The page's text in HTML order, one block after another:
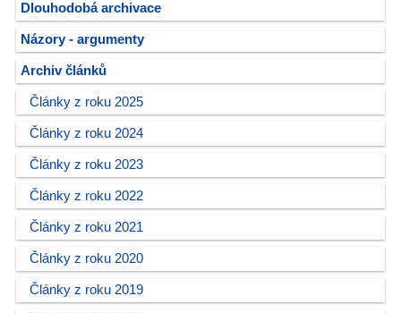
Dlouhodobá archivace
Názory - argumenty
Archiv článků
Články z roku 2025
Články z roku 2024
Články z roku 2023
Články z roku 2022
Články z roku 2021
Články z roku 2020
Články z roku 2019